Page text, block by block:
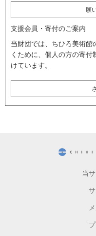
願
支援会員・寄付のご案内
当財団では、ちひろ美術
くために、個人の方の寄
けています。
当